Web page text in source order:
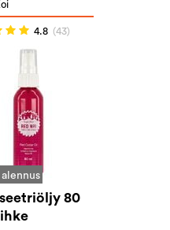
4.8 (43)
alennus
80